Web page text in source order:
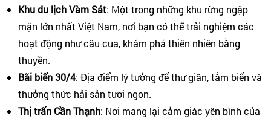
Khu du lịch Vàm Sát: Một trong những khu rừng ngập
mặn lớn nhất Việt Nam, nơi bạn có thể trải nghiệm các
hoạt động như câu cua, khám phá thiên nhiên bằng
thuyền.
Bãi biển 30/4: Địa điểm lý tưởng để thư giãn, tắm biển và
thưởng thức hải sản tươi ngon.
Thị trấn Cần Thạnh: Nơi mang lại cảm giác yên bình của